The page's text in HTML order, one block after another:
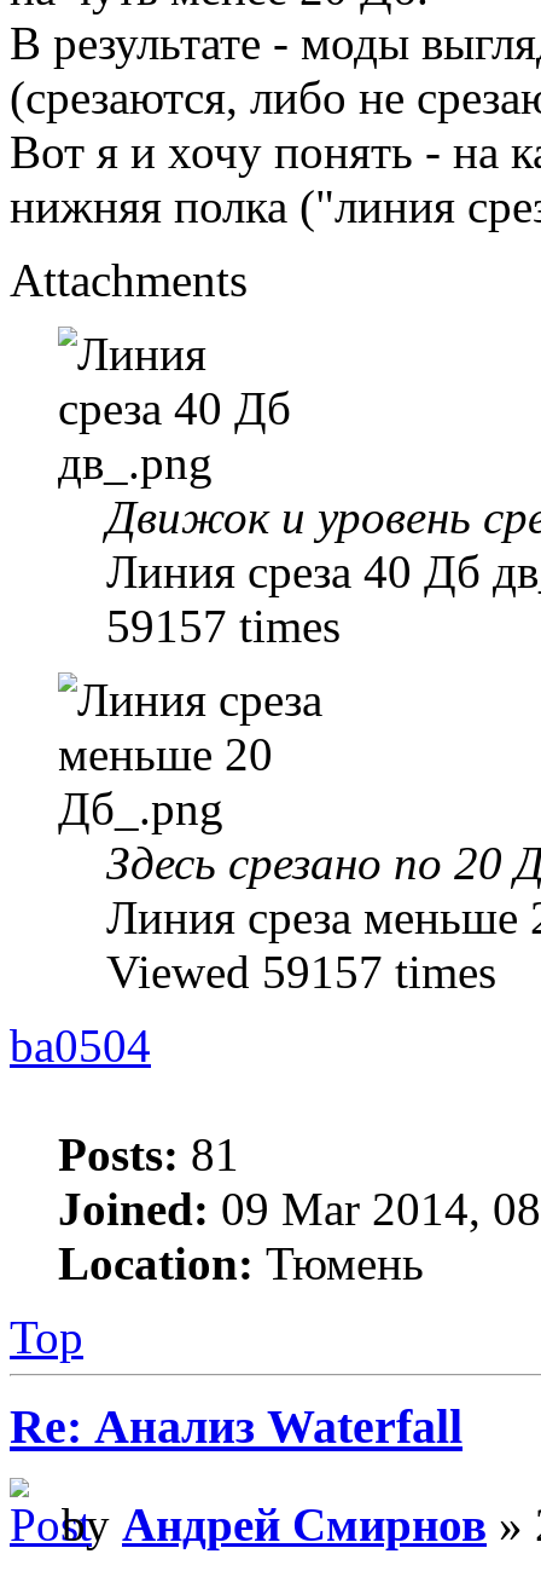
В результате - моды
(срезаются, либо не
Вот я и хочу понять - на
нижняя полка ("линия
Attachments
Движок и уровень
Линия среза 40 Дб
59157 times
Здесь срезано по 20
Линия среза
Viewed 59157 times
ba0504
Posts: 81
Joined: 09 Mar 2014,
Location: Тюмень
Top
Re: Анализ Waterfall
by Андрей Смирнов »